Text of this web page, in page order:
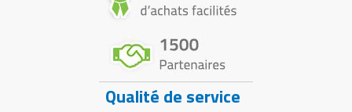
Qualité de service